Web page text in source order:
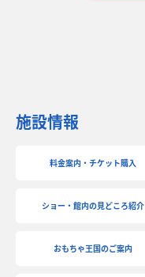
施設情報
料金案内・チケット購入
ショー・館内の見どころ紹介
おもちゃ王国のご案内